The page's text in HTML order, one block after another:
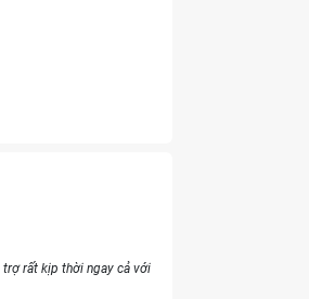
rất kịp thời ngay cả với